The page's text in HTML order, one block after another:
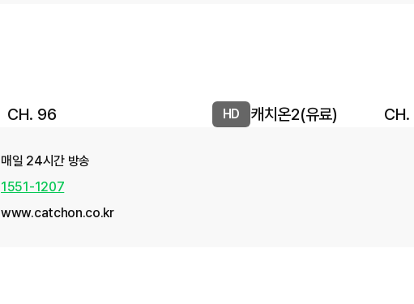
CH. 96 HD 캐치온2(유료) CH.
매일 24시간 방송
1551-1207
www.catchon.co.kr